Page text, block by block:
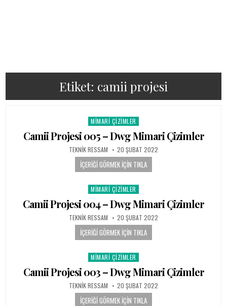
Etiket: camii projesi
Posted in
MIMARI ÇIZIMLER
Camii Projesi 005 – Dwg Mimari Çizimler
AUTHOR:
TEKNIK RESSAM PUBLISHED DATE:
20 ŞUBAT 2022
İÇERIĞI GÖRMEK İÇIN TIKLA
Posted in
MIMARI ÇIZIMLER
Camii Projesi 004 – Dwg Mimari Çizimler
AUTHOR:
TEKNIK RESSAM PUBLISHED DATE:
20 ŞUBAT 2022
İÇERIĞI GÖRMEK İÇIN TIKLA
Posted in
MIMARI ÇIZIMLER
Camii Projesi 003 – Dwg Mimari Çizimler
AUTHOR:
TEKNIK RESSAM PUBLISHED DATE:
20 ŞUBAT 2022
İÇERIĞI GÖRMEK İÇIN TIKLA